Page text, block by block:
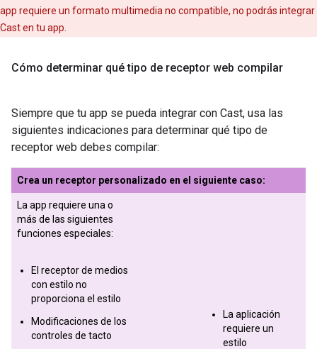
app requiere un formato multimedia no compatible, no podrás integrar
Cast en tu app.
Cómo determinar qué tipo de receptor web compilar
Siempre que tu app se pueda integrar con Cast, usa las
siguientes indicaciones para determinar qué tipo de
receptor web debes compilar:
Crea un receptor personalizado en el siguiente caso:
La app requiere una o
más de las siguientes
funciones especiales:
El receptor de medios
con estilo no
proporciona el estilo
Modificaciones de los
controles de tacto
La aplicación
requiere un
estilo